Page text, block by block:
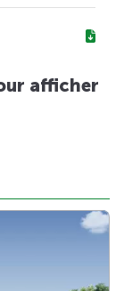
afficher